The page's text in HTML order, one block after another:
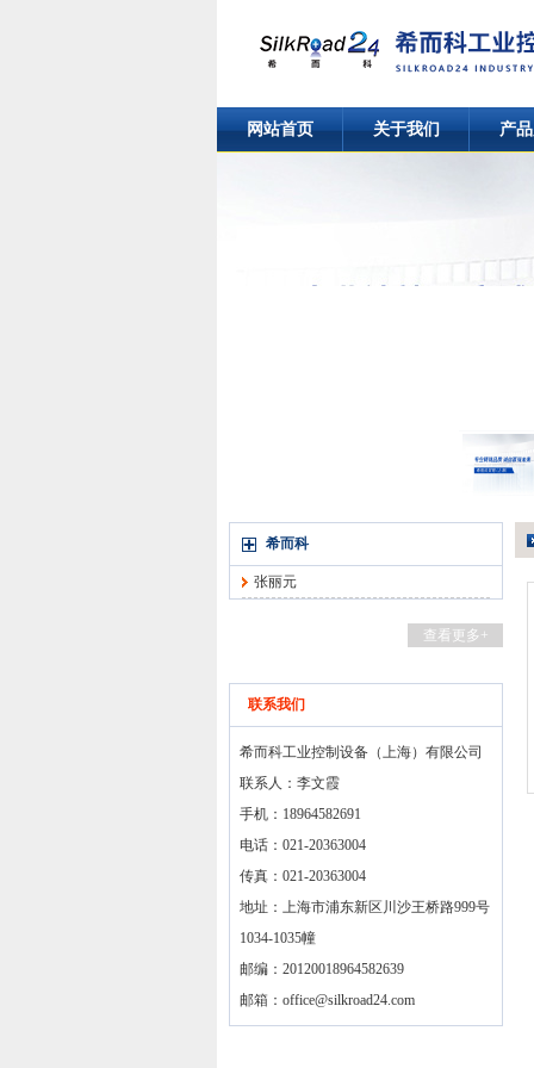
网站首页 关于我们 产
希而科
张丽元
查看更多+
联系我们
希而科工业控制设备（上海）有限公司
联系人：李文霞
手机：18964582691
电话：021-20363004
传真：021-20363004
地址：上海市浦东新区川沙王桥路999号
1034-1035幢
邮编：20120018964582639
邮箱： office@silkroad24.com